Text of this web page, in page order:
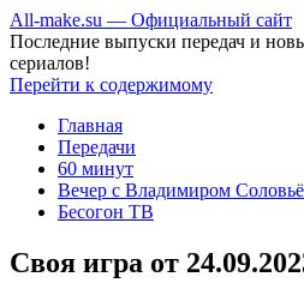
All-make.su — Официальный сайт
Последние выпуски передач и
сериалов!
Перейти к содержимому
Главная
Передачи
60 минут
Вечер с Владимиром
Бесогон ТВ
Своя игра от